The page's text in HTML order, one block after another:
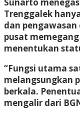
Trenggalek
dan
pusat
menentukan
“Fungsi utama
melangsungkan
berkala.
mengalir dari